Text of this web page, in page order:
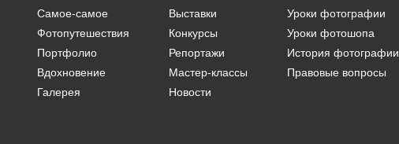
Самое-самое
Фотопутешествия
Портфолио
Вдохновение
Галерея
Выставки
Конкурсы
Репортажи
Мастер-классы
Новости
Уроки фотографии
Уроки фотошопа
История фотографии
Правовые вопросы